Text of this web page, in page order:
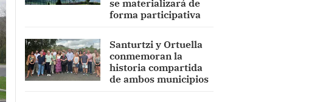
se materializará de
forma participativa
Santurtzi y Ortuella
conmemoran la
historia compartida
de ambos municipios